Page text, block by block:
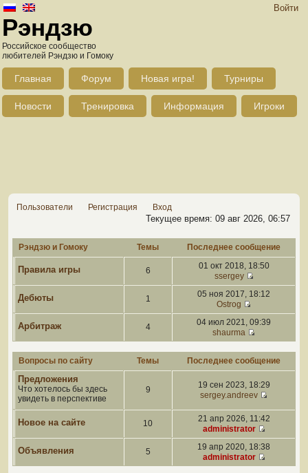
Войти
Рэндзю
Российское сообщество
любителей Рэндзю и Гомоку
Главная Форум Новая игра! Турниры
Новости Тренировка Информация Игроки
Пользователи Регистрация Вход
Текущее время: 09 авг 2026, 06:57
Рэндзю и Гомоку Темы Последнее сообщение
Правила игры 6
01 окт 2018, 18:50
ssergey
Дебюты 1
05 ноя 2017, 18:12
Ostrog
Арбитраж 4
04 июл 2021, 09:39
shaurma
Вопросы по сайту Темы Последнее сообщение
Предложения
Что хотелось бы здесь
увидеть в перспективе
9
19 сен 2023, 18:29
sergey.andreev
Новое на сайте 10
21 апр 2026, 11:42
administrator
Объявления 5
19 апр 2020, 18:38
administrator